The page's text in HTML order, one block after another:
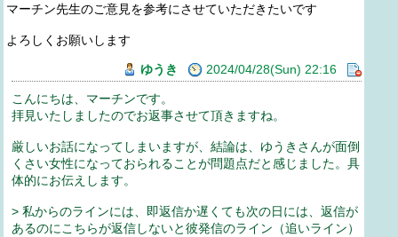
マーチン先生のご意見を参考にさせていただきたいです
よろしくお願いします
ゆうき 2024/04/28(Sun) 22:16
こんにちは、マーチンです。
拝見いたしましたのでお返事させて頂きますね。
厳しいお話になってしまいますが、結論は、ゆうきさんが面倒
くさい女性になっておられることが問題点だと感じました。具
体的にお伝えします。
> 私からのラインには、即返信か遅くても次の日には、返信が
あるのにこちらが返信しないと彼発信のライン（追いライン）